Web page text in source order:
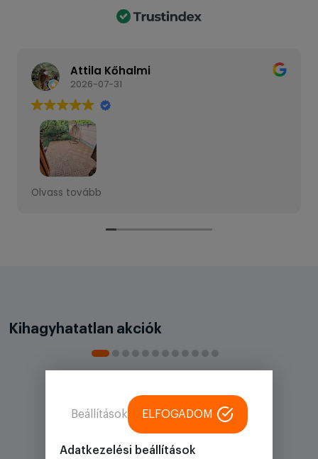
Attila Kőhalmi
2026-07-31
A csepeli boltban vásároltam WPC járólapot.
úgyhogy a többit kiszállították raktárról néhany
Olvass tovább
Kihagyhatatlan akciók
Adatkezelési beállítások
Beállítások ELFOGADOM